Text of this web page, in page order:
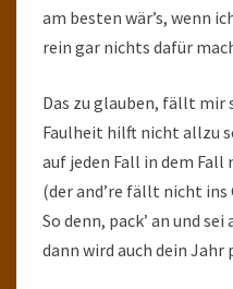
am besten wär’s, wenn
rein gar nichts dafür
Das zu glauben, fällt mir
Faulheit hilft nicht allzu
auf jeden Fall in dem Fall
(der and’re fällt nicht ins
So denn, pack’ an und sei
dann wird auch dein Jahr